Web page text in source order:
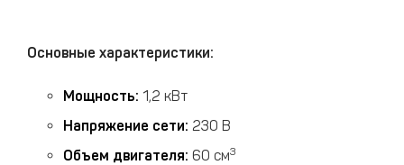
Основные характеристики:
Мощность: 1,2 кВт
Напряжение сети: 230 В
Объем двигателя: 60 см3